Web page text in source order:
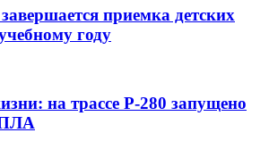
приемка детских
году
на трассе Р-280 запущено